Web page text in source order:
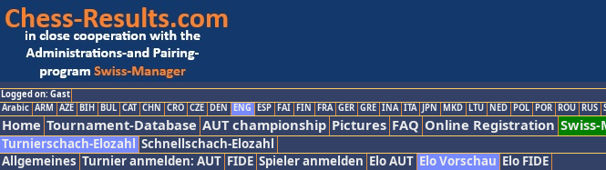
Logged on: Gast
Arabic ARM AZE BIH BUL CAT CHN CRO CZE DEN ENG ESP FAI FIN FRA GER GRE INA ITA JPN MKD LTU NED POL POR ROU RUS
Home Tournament-Database AUT championship Pictures FAQ Online Registration
Turnierschach-Elozahl Schnellschach-Elozahl
Allgemeines Turnier anmelden: AUT FIDE Spieler anmelden Elo AUT Elo Vorschau Elo FIDE